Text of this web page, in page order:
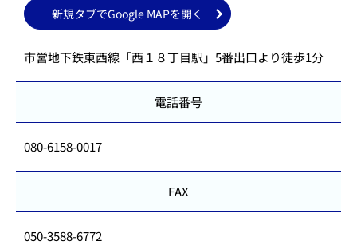
新規タブでGoogle MAPを開く
市営地下鉄東西線「西１８丁目駅」5番出口より徒歩1分
電話番号
080-6158-0017
FAX
050-3588-6772